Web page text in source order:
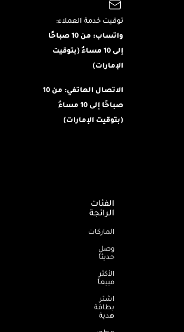
توقيت خدمة العملاء:
واتساب: من 10 صباحًا
إلى 10 مساءُ (بتوقيت
الإمارات)
الاتصال الهاتفي: من 10
صباحًا إلى 10 مساءُ
(بتوقيت الإمارات)
الفئات
الرائجة
الماركات
وصل
حديثاً
الأكثر
مبيعاً
اشترِ
بطاقة
هدية